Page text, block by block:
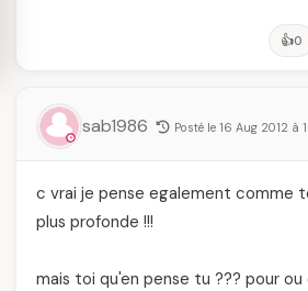
👍0
sab1986 Posté le 16 Aug 2012 à
c vrai je pense egalement comme
plus profonde !!!
mais toi qu'en pense tu ??? pour